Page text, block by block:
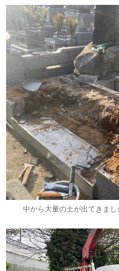
中から大量の土が出てきま